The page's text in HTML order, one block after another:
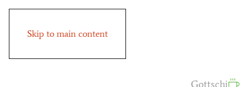
Skip to main content
Gottschi